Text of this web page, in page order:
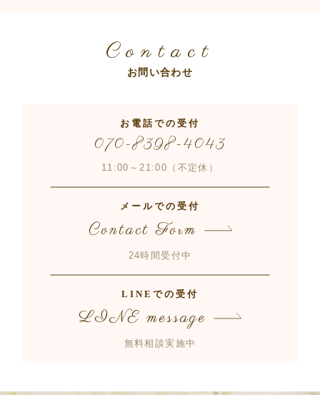
Contact
お問い合わせ
お電話での受付
070-8398-4043
11:00～21:00（不定休）
メールでの受付
Contact Form
24時間受付中
LINEでの受付
LINE message
無料相談実施中